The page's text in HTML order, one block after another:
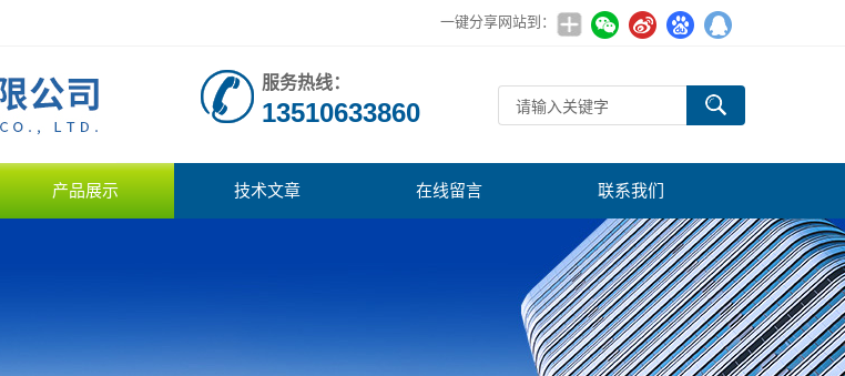
一键分享网站到：
服务热线：
13510633860
产品展示 技术文章 在线留言 联系我们